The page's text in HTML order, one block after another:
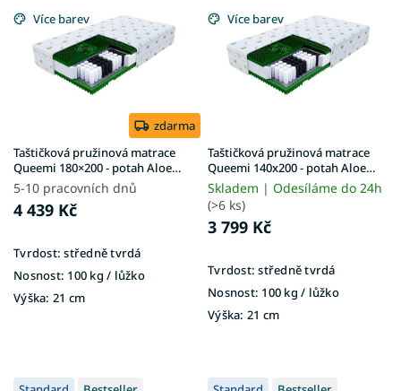
k
p
i
u
k
t
ů
Více barev
zdarma
Taštičková pružinová matrace
Queemi 180×200 - potah Aloe
Vera
5-10 pracovních dnů
4 439 Kč
Tvrdost: středně tvrdá
Nosnost: 100 kg​​​​​ / lůžko
Výška: 21 cm
Více barev
Taštičková pružinová matrace
Queemi 140x200 - potah Aloe
Vera
Skladem | Odesíláme do 24h
(>6 ks)
3 799 Kč
Tvrdost: středně tvrdá
Nosnost: 100 kg ​​​​​/ lůžko
Výška: 21 cm